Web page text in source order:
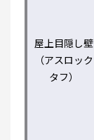
屋上目隠し壁
（アスロック
タフ）